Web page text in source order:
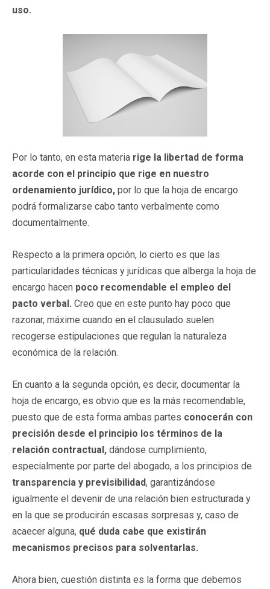
uso.
Por lo tanto, en esta materia rige la libertad de forma
acorde con el principio que rige en nuestro
ordenamiento jurídico, por lo que la hoja de encargo
podrá formalizarse cabo tanto verbalmente como
documentalmente.
Respecto a la primera opción, lo cierto es que las
particularidades técnicas y jurídicas que alberga la hoja de
encargo hacen poco recomendable el empleo del
pacto verbal. Creo que en este punto hay poco que
razonar, máxime cuando en el clausulado suelen
recogerse estipulaciones que regulan la naturaleza
económica de la relación.
En cuanto a la segunda opción, es decir, documentar la
hoja de encargo, es obvio que es la más recomendable,
puesto que de esta forma ambas partes conocerán con
precisión desde el principio los términos de la
relación contractual, dándose cumplimiento,
especialmente por parte del abogado, a los principios de
transparencia y previsibilidad, garantizándose
igualmente el devenir de una relación bien estructurada y
en la que se producirán escasas sorpresas y, caso de
acaecer alguna, qué duda cabe que existirán
mecanismos precisos para solventarlas.
Ahora bien, cuestión distinta es la forma que debemos